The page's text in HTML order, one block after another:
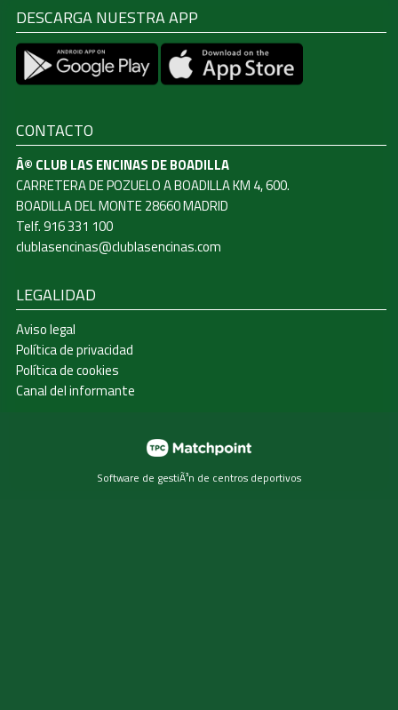
DESCARGA NUESTRA APP
CONTACTO
Â© CLUB LAS ENCINAS DE BOADILLA
CARRETERA DE POZUELO A BOADILLA KM 4, 600.
BOADILLA DEL MONTE 28660 MADRID
Telf. 916 331 100
clublasencinas@clublasencinas.com
LEGALIDAD
Aviso legal
Política de privacidad
Política de cookies
Canal del informante
Software de gestiÃ³n de centros deportivos